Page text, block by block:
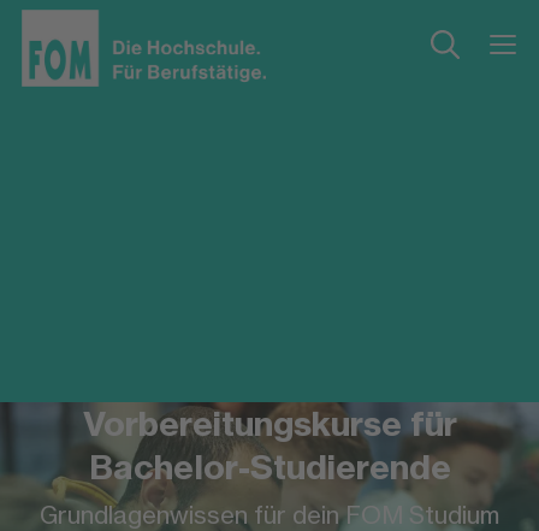
Vorbereitungskurse für
Bachelor-Studierende
Grundlagenwissen für dein FOM Studium